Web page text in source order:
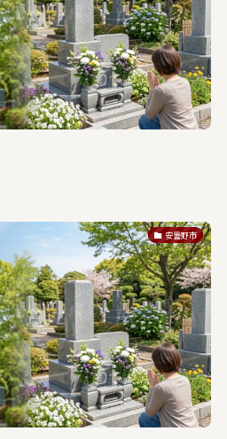
安曇野市